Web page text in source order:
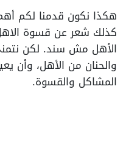
هكذا نكون قدمنا لكم
كذلك شعر عن قسوة
الأهل مش سند. لكن
والحنان من الأهل، وأن
المشاكل والقسوة.